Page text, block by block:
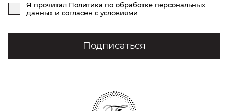
Я прочитал Политика по обработке персональных
данных и согласен с условиями
Подписаться